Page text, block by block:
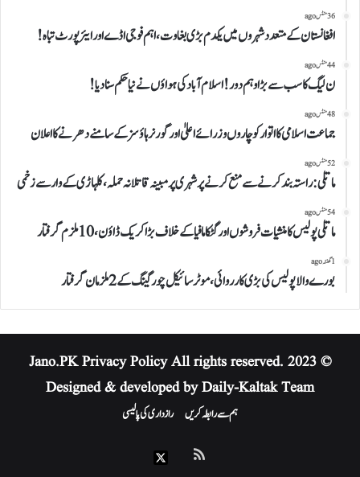
36 منٹس ago
افغانستان کے متعدد شہروں میں یکدم بڑی بغاوت،اہم فوجی اڈے اور ایئرپورٹ تباہ!
44 منٹس ago
ن لیگ کاسب سے بڑاوہم دور!اسلام آباد کی ہواؤں نے نیا حکم سنا دیا!
48 منٹس ago
جماعت اسلامی کااتوارکوچاروں وزرائے اعلیٰ اور گورنر ہاؤسز کے سامنے دھرنے کا اعلان
52 منٹس ago
ماتلی: راستہ بند کرنے سے منع کرنے پر شہری پر مبینہ قاتلانہ حملہ، کلہاڑی کے وار سے زخمی
54 منٹس ago
ماتلی پولیس کا منشیات فروشوں اور گٹکا مافیا کے خلاف بڑاکریک ڈاؤن،10ملزم گرفتار
1 گھنٹہ ago
بورے والا پولیس کی بڑی کارروائی، موٹر سائیکل چور گینگ کے 2 ملزمان گرفتار
© 2023 Jano.PK
Privacy PolicyAll rights reserved.
Designed & developed by Daily-Kaltak Team
ہم سے رابطہ کریں رازداری کی پالیسی
RSS